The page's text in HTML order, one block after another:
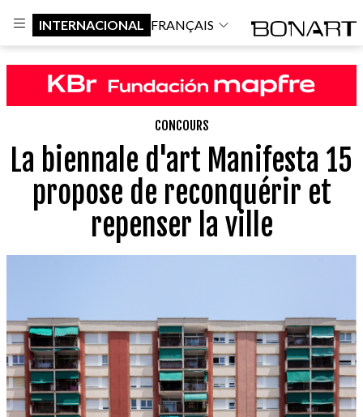
INTERNACIONAL FRANÇAIS
CONCOURS
La biennale d'art Manifesta 15
propose de reconquérir et
repenser la ville